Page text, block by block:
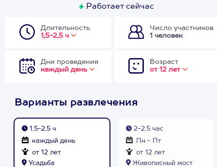
Работает сейчас
Длительность
1,5-2,5 ч
Число участников
1 человек
Дни проведения
каждый день
Возраст
от 12 лет
Варианты развлечения
1,5-2,5 ч
каждый день
от 12 лет
Усадьба
2-2,5 час
Пн - Пт
от 12 лет
Живописный мост